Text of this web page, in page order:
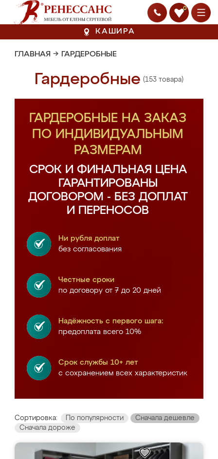
0
КАШИРА
ГЛАВНАЯ → ГАРДЕРОБНЫЕ
Гардеробные (153 товара)
ГАРДЕРОБНЫЕ НА ЗАКАЗ
ПО ИНДИВИДУАЛЬНЫМ
РАЗМЕРАМ
СРОК И ФИНАЛЬНАЯ ЦЕНА
ГАРАНТИРОВАНЫ
ДОГОВОРОМ - БЕЗ ДОПЛАТ
И ПЕРЕНОСОВ
Ни рубля доплат
без согласования
Честные сроки
по договору от 7 до 20 дней
Надёжность с первого шага:
предоплата всего 10%
Срок службы 10+ лет
с сохранением всех характеристик
Сортировка: По популярности
Сначала дешевле
Сначала дороже